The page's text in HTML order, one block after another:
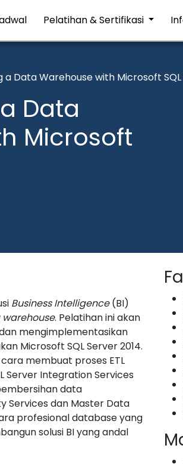
Pelatihan & Sertifikasi
Data Warehouse with Microsoft
Data
Microsoft
Business Intelligence(BI)
. Pelatihan ini akan
mengimplementasikan
Microsoft SQL Server 2014.
membuat proses ETL
Server Integration Services
data
Services dan Master Data
profesional database yang
solusi BI yang andal